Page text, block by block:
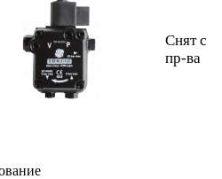
Снят с
пр-ва